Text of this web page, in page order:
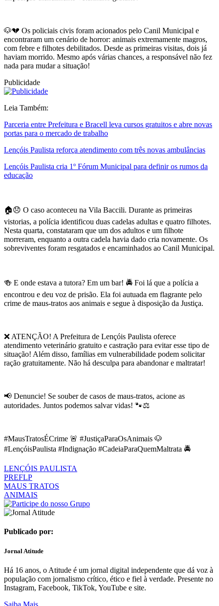
🐶💔 Os policiais civis foram acionados pelo Canil Municipal e
encontraram um cenário de horror: animais extremamente magros,
com febre e filhotes debilitados. Desde as primeiras visitas, dois já
haviam morrido. Mesmo após várias chances, a responsável não fez
nada para mudar a situação!
Publicidade
Leia Também:
Parceria entre Prefeitura e Bracell leva cursos gratuitos e abre novas
portas para o mercado de trabalho
Lençóis Paulista reforça atendimento com três novas ambulâncias
Lençóis Paulista cria 1º Fórum Municipal para definir os rumos da
educação
🏠😞 O caso aconteceu na Vila Baccili. Durante as primeiras
vistorias, a polícia identificou duas cadelas adultas e quatro filhotes.
Nesta quarta, constataram que um dos adultos e um filhote
morreram, enquanto a outra cadela havia dado cria novamente. Os
sobreviventes foram resgatados e encaminhados ao Canil Municipal.
🍻 E onde estava a tutora? Em um bar! 🚔 Foi lá que a polícia a
encontrou e deu voz de prisão. Ela foi autuada em flagrante pelo
crime de maus-tratos aos animais e segue à disposição da Justiça.
❌ ATENÇÃO! A Prefeitura de Lençóis Paulista oferece
atendimento veterinário gratuito e castração para evitar esse tipo de
situação! Além disso, famílias em vulnerabilidade podem solicitar
ração gratuitamente. Não há desculpa para abandonar e maltratar!
📢 Denuncie! Se souber de casos de maus-tratos, acione as
autoridades. Juntos podemos salvar vidas! 🐾⚖️
#MausTratosÉCrime 🚨 #JustiçaParaOsAnimais 🐶
#LençóisPaulista #Indignação #CadeiaParaQuemMaltrata 🚔
LENÇÓIS PAULISTA
PREFLP
MAUS TRATOS
ANIMAIS
Publicado por:
Jornal Atitude
Há 16 anos, o Atitude é um jornal digital independente que dá voz à
população com jornalismo crítico, ético e fiel à verdade. Presente no
Instagram, Facebook, TikTok, YouTube e site.
Saiba Mais